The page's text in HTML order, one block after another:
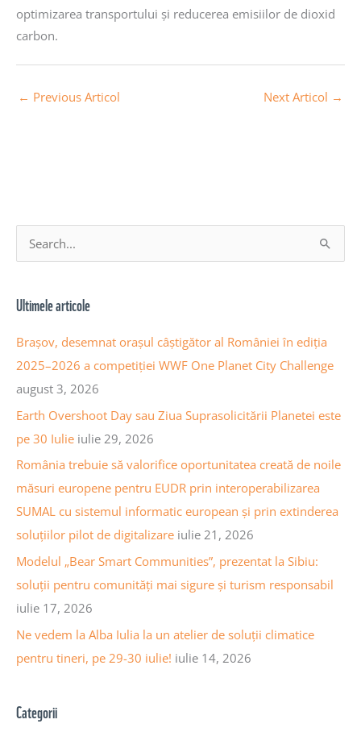
optimizarea transportului și reducerea emisiilor de dioxid
carbon.
← Previous Articol Next Articol →
r
c
h
f
o
r
:
Ultimele articole
Brașov, desemnat orașul câștigător al României în ediția
2025–2026 a competiției WWF One Planet City Challenge
august 3, 2026
Earth Overshoot Day sau Ziua Suprasolicitării Planetei este
pe 30 Iulie iulie 29, 2026
România trebuie să valorifice oportunitatea creată de noile
măsuri europene pentru EUDR prin interoperabilizarea
SUMAL cu sistemul informatic european și prin extinderea
soluțiilor pilot de digitalizare iulie 21, 2026
Modelul „Bear Smart Communities”, prezentat la Sibiu:
soluții pentru comunități mai sigure și turism responsabil
iulie 17, 2026
Ne vedem la Alba Iulia la un atelier de soluții climatice
pentru tineri, pe 29-30 iulie! iulie 14, 2026
Categorii
r
i
t
i
c
o
l
e